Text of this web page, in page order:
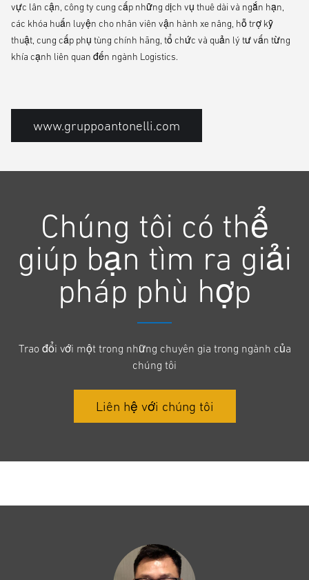
vực lân cận, công ty cung cấp những dịch vụ thuê dài và ngắn hạn,
các khóa huấn luyện cho nhân viên vận hành xe nâng, hỗ trợ kỹ
thuật, cung cấp phụ tùng chính hãng, tổ chức và quản lý tư vấn từng
khía cạnh liên quan đến ngành Logistics.
www.gruppoantonelli.com
Chúng tôi có thể
giúp bạn tìm ra giải
pháp phù hợp
Trao đổi với một trong những chuyên gia trong ngành của
chúng tôi
Liên hệ với chúng tôi